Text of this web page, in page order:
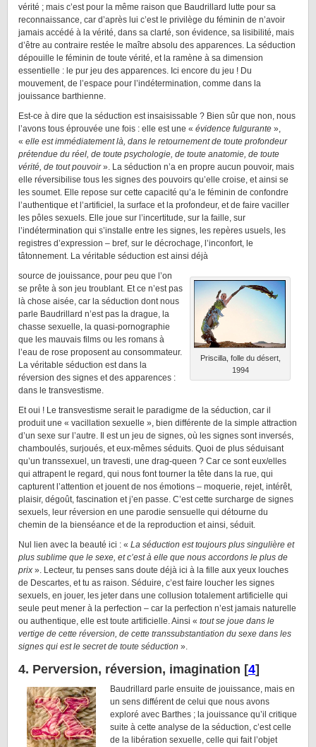
vérité ; mais c’est pour la même raison que Baudrillard lutte pour sa
reconnaissance, car d’après lui c’est le privilège du féminin de n’avoir
jamais accédé à la vérité, dans sa clarté, son évidence, sa lisibilité, mais
d’être au contraire restée le maître absolu des apparences. La séduction
dépouille le féminin de toute vérité, et la ramène à sa dimension
essentielle : le pur jeu des apparences. Ici encore du jeu ! Du
mouvement, de l’espace pour l’indétermination, comme dans la
jouissance barthienne.
Est-ce à dire que la séduction est insaisissable ? Bien sûr que non, nous
l’avons tous éprouvée une fois : elle est une « évidence fulgurante »,
« elle est immédiatement là, dans le retournement de toute profondeur
prétendue du réel, de toute psychologie, de toute anatomie, de toute
vérité, de tout pouvoir». La séduction n’a en propre aucun pouvoir, mais
elle réversibilise tous les signes des pouvoirs qu’elle croise, et ainsi se
les soumet. Elle repose sur cette capacité qu’a le féminin de confondre
l’authentique et l’artificiel, la surface et la profondeur, et de faire vaciller
les pôles sexuels. Elle joue sur l’incertitude, sur la faille, sur
l’indétermination qui s’installe entre les signes, les repères usuels, les
registres d’expression – bref, sur le décrochage, l’inconfort, le
tâtonnement. La véritable séduction est ainsi déjà
Priscilla, folle du désert,
1994
source de jouissance, pour peu que l’on
se prête à son jeu troublant. Et ce n’est pas
là chose aisée, car la séduction dont nous
parle Baudrillard n’est pas la drague, la
chasse sexuelle, la quasi-pornographie
que les mauvais films ou les romans à
l’eau de rose proposent au consommateur.
La véritable séduction est dans la
réversion des signes et des apparences :
dans le transvestisme.
Et oui ! Le transvestisme serait le paradigme de la séduction, car il
produit une « vacillation sexuelle », bien différente de la simple attraction
d’un sexe sur l’autre. Il est un jeu de signes, où les signes sont inversés,
chamboulés, surjoués, et eux-mêmes séduits. Quoi de plus séduisant
qu’un transsexuel, un travesti, une drag-queen ? Car ce sont eux/elles
qui attrapent le regard, qui nous font tourner la tête dans la rue, qui
capturent l’attention et jouent de nos émotions – moquerie, rejet, intérêt,
plaisir, dégoût, fascination et j’en passe. C’est cette surcharge de signes
sexuels, leur réversion en une parodie sensuelle qui détourne du
chemin de la bienséance et de la reproduction et ainsi, séduit.
Nul lien avec la beauté ici : « La séduction est toujours plus singulière et
plus sublime que le sexe, et c’est à elle que nous accordons le plus de
prix ». Lecteur, tu penses sans doute déjà ici à la fille aux yeux louches
de Descartes, et tu as raison. Séduire, c’est faire loucher les signes
sexuels, en jouer, les jeter dans une collusion totalement artificielle qui
seule peut mener à la perfection – car la perfection n’est jamais naturelle
ou authentique, elle est toute artificielle. Ainsi « tout se joue dans le
vertige de cette réversion, de cette transsubstantiation du sexe dans les
signes qui est le secret de toute séduction ».
4. Perversion, réversion, imagination [4]
Baudrillard parle ensuite de jouissance, mais en
un sens différent de celui que nous avons
exploré avec Barthes ; la jouissance qu’il critique
suite à cette analyse de la séduction, c’est celle
de la libération sexuelle, celle qui fait l’objet